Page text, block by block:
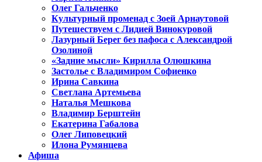
Олег Гальченко
Культурный променад с Зоей Арнаутовой
Путешествуем с Лидией Винокуровой
Лазурный Берег без пафоса с Александрой
Озолиной
«Задние мысли» Кирилла Олюшкина
Застолье с Владимиром Софиенко
Ирина Савкина
Светлана Артемьева
Наталья Мешкова
Владимир Берштейн
Екатерина Габалова
Олег Липовецкий
Илона Румянцева
Афиша